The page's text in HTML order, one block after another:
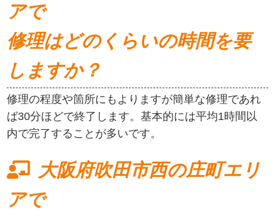
アで
修理はどのくらいの時間を要
しますか？
修理の程度や箇所にもよりますが簡単な修理であれ
ば30分ほどで終了します。基本的には平均1時間以
内で完了することが多いです。
大阪府吹田市西の庄町エリ
アで